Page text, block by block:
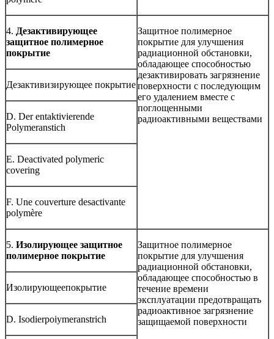
4. Дезактивирующее
защитное полимерное
покрытие
Защитное полимерное
покрытие для улучшения
радиационной обстановки,
обладающее способностью
дезактивировать загрязнение
поверхности с последующим
его удалением вместе с
поглощенными
радиоактивными веществами
Дезактивизирующее покрытие
D. Der entaktivierende
Polymeranstich
E. Deactivated polymeric
covering
F. Une couverture desactivante
polymère
5. Изолирующее защитное
полимерное покрытие
Защитное полимерное
покрытие для улучшения
радиационной обстановки,
обладающее способностью в
течение времени
эксплуатации предотвращать
радиоактивное загрязнение
защищаемой поверхности
Изолирующеепокрытие
D. Isodierpoiymeranstrich